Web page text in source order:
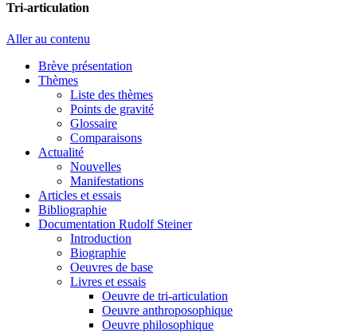
Tri-articulation
Aller au contenu
Brève présentation
Thèmes
Liste des thèmes
Points de gravité
Glossaire
Comparaisons
Actualité
Nouvelles
Manifestations
Articles et essais
Bibliographie
Documentation Rudolf Steiner
Introduction
Biographie
Oeuvres de base
Livres et essais
Oeuvre de tri-articulation
Oeuvre anthroposophique
Oeuvre philosophique